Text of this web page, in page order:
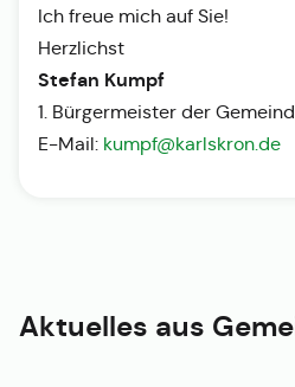
Ich freue mich auf Sie!
Herzlichst
Stefan Kumpf
1. Bürgermeister der
E-Mail: kumpf@karlskron.de
Aktuelles aus